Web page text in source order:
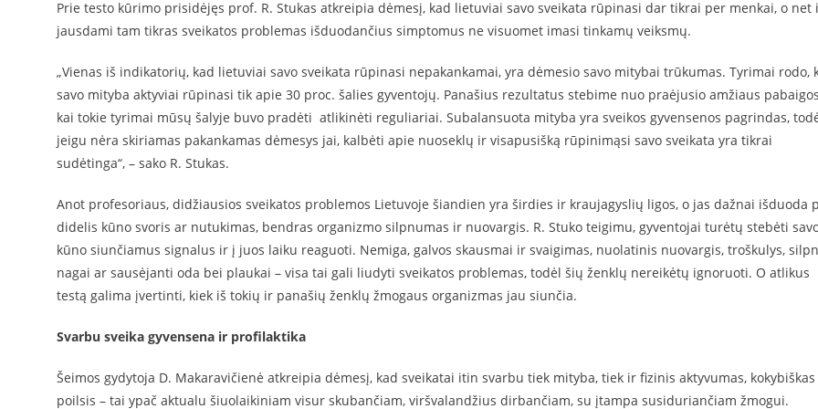
Prie testo kūrimo prisidėjęs prof. R. Stukas atkreipia dėmesį, kad lietuviai savo sveikata rūpinasi dar tikrai per menkai, o net
jausdami tam tikras sveikatos problemas išduodančius simptomus ne visuomet imasi tinkamų veiksmų.
„Vienas iš indikatorių, kad lietuviai savo sveikata rūpinasi nepakankamai, yra dėmesio savo mitybai trūkumas. Tyrimai rodo,
savo mityba aktyviai rūpinasi tik apie 30 proc. šalies gyventojų. Panašius rezultatus stebime nuo praėjusio amžiaus
kai tokie tyrimai mūsų šalyje buvo pradėti atlikinėti reguliariai. Subalansuota mityba yra sveikos gyvensenos pagrindas,
jeigu nėra skiriamas pakankamas dėmesys jai, kalbėti apie nuoseklų ir visapusišką rūpinimąsi savo sveikata yra tikrai
sudėtinga“, – sako R. Stukas.
Anot profesoriaus, didžiausios sveikatos problemos Lietuvoje šiandien yra širdies ir kraujagyslių ligos, o jas dažnai išduoda
didelis kūno svoris ar nutukimas, bendras organizmo silpnumas ir nuovargis. R. Stuko teigimu, gyventojai turėtų stebėti
kūno siunčiamus signalus ir į juos laiku reaguoti. Nemiga, galvos skausmai ir svaigimas, nuolatinis nuovargis, troškulys,
nagai ar sausėjanti oda bei plaukai – visa tai gali liudyti sveikatos problemas, todėl šių ženklų nereikėtų ignoruoti. O atlikus
testą galima įvertinti, kiek iš tokių ir panašių ženklų žmogaus organizmas jau siunčia.
Svarbu sveika gyvensena ir profilaktika
Šeimos gydytoja D. Makaravičienė atkreipia dėmesį, kad sveikatai itin svarbu tiek mityba, tiek ir fizinis aktyvumas, kokybiškas
poilsis – tai ypač aktualu šiuolaikiniam visur skubančiam, viršvalandžius dirbančiam, su įtampa susiduriančiam žmogui.